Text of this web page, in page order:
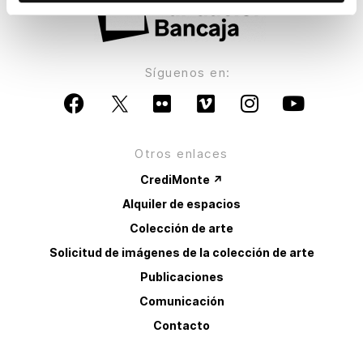
Síguenos en:
Otros enlaces
CrediMonte ↗
Alquiler de espacios
Colección de arte
Solicitud de imágenes de la colección de arte
Publicaciones
Comunicación
Contacto